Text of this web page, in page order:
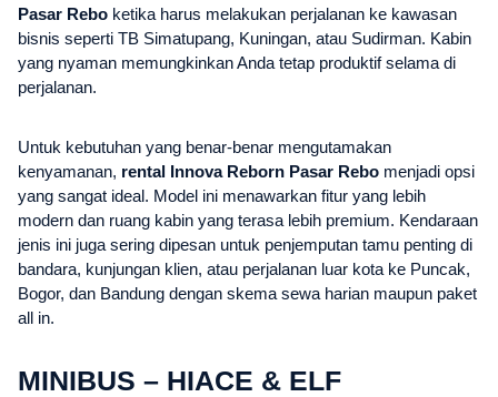
Pasar Rebo ketika harus melakukan perjalanan ke kawasan
bisnis seperti TB Simatupang, Kuningan, atau Sudirman. Kabin
yang nyaman memungkinkan Anda tetap produktif selama di
perjalanan.
Untuk kebutuhan yang benar-benar mengutamakan
kenyamanan, rental Innova Reborn Pasar Rebo menjadi opsi
yang sangat ideal. Model ini menawarkan fitur yang lebih
modern dan ruang kabin yang terasa lebih premium. Kendaraan
jenis ini juga sering dipesan untuk penjemputan tamu penting di
bandara, kunjungan klien, atau perjalanan luar kota ke Puncak,
Bogor, dan Bandung dengan skema sewa harian maupun paket
all in.
MINIBUS – HIACE & ELF